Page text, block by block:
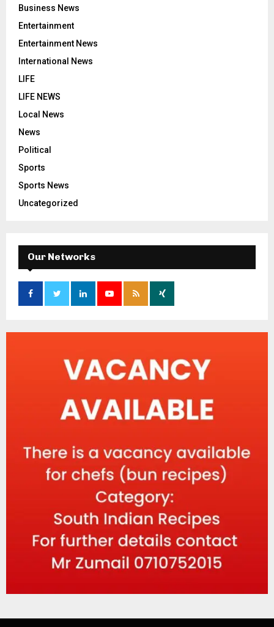
Business News
Entertainment
Entertainment News
International News
LIFE
LIFE NEWS
Local News
News
Political
Sports
Sports News
Uncategorized
Our Networks